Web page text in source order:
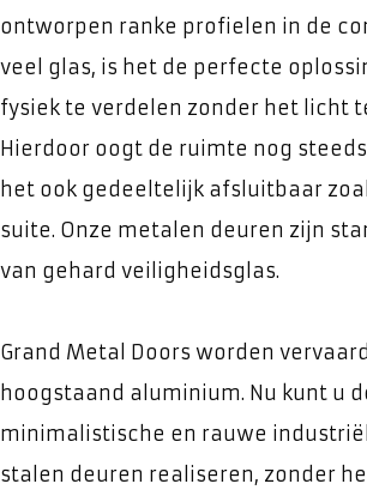
ontworpen ranke profielen in de
veel glas, is het de perfecte
fysiek te verdelen zonder het licht
Hierdoor oogt de ruimte nog
het ook gedeeltelijk afsluitbaar
suite. Onze metalen deuren zijn
van gehard veiligheidsglas.
Grand Metal Doors worden
hoogstaand aluminium. Nu kunt u
minimalistische en rauwe
stalen deuren realiseren, zonder